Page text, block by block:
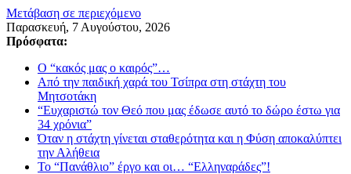
Μετάβαση σε περιεχόμενο
Παρασκευή, 7 Αυγούστου, 2026
Πρόσφατα:
Ο “κακός μας ο καιρός”…
Από την παιδική χαρά του Τσίπρα στη στάχτη του
Μητσοτάκη
“Ευχαριστώ τον Θεό που μας έδωσε αυτό το δώρο έστω για
34 χρόνια”
Όταν η στάχτη γίνεται σταθερότητα και η Φύση αποκαλύπτει
την Αλήθεια
Το “Πανάθλιο” έργο και οι… “Ελληναράδες”!